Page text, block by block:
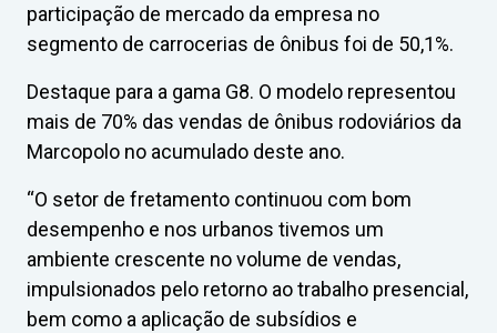
participação de mercado da empresa no
segmento de carrocerias de ônibus foi de 50,1%.
Destaque para a gama G8. O modelo representou
mais de 70% das vendas de ônibus rodoviários da
Marcopolo no acumulado deste ano.
“O setor de fretamento continuou com bom
desempenho e nos urbanos tivemos um
ambiente crescente no volume de vendas,
impulsionados pelo retorno ao trabalho presencial,
bem como a aplicação de subsídios e